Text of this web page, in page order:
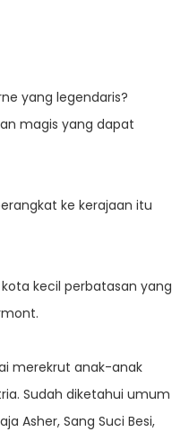
yang legendaris?
magis yang dapat
ke kerajaan itu
kecil perbatasan yang
merekrut anak-anak
Sudah diketahui umum
Asher, Sang Suci Besi,